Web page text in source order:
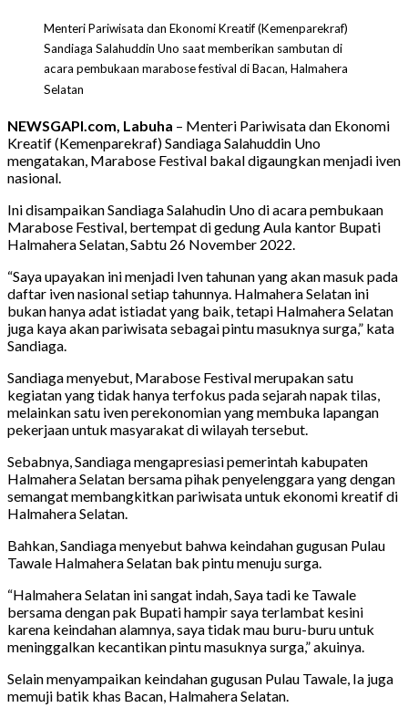
Menteri Pariwisata dan Ekonomi Kreatif (Kemenparekraf)
Sandiaga Salahuddin Uno saat memberikan sambutan di
acara pembukaan marabose festival di Bacan, Halmahera
Selatan
NEWSGAPI.com, Labuha – Menteri Pariwisata dan Ekonomi
Kreatif (Kemenparekraf) Sandiaga Salahuddin Uno
mengatakan, Marabose Festival bakal digaungkan menjadi iven
nasional.
Ini disampaikan Sandiaga Salahudin Uno di acara pembukaan
Marabose Festival, bertempat di gedung Aula kantor Bupati
Halmahera Selatan, Sabtu 26 November 2022.
“Saya upayakan ini menjadi Iven tahunan yang akan masuk pada
daftar iven nasional setiap tahunnya. Halmahera Selatan ini
bukan hanya adat istiadat yang baik, tetapi Halmahera Selatan
juga kaya akan pariwisata sebagai pintu masuknya surga,” kata
Sandiaga.
Sandiaga menyebut, Marabose Festival merupakan satu
kegiatan yang tidak hanya terfokus pada sejarah napak tilas,
melainkan satu iven perekonomian yang membuka lapangan
pekerjaan untuk masyarakat di wilayah tersebut.
Sebabnya, Sandiaga mengapresiasi pemerintah kabupaten
Halmahera Selatan bersama pihak penyelenggara yang dengan
semangat membangkitkan pariwisata untuk ekonomi kreatif di
Halmahera Selatan.
Bahkan, Sandiaga menyebut bahwa keindahan gugusan Pulau
Tawale Halmahera Selatan bak pintu menuju surga.
“Halmahera Selatan ini sangat indah, Saya tadi ke Tawale
bersama dengan pak Bupati hampir saya terlambat kesini
karena keindahan alamnya, saya tidak mau buru-buru untuk
meninggalkan kecantikan pintu masuknya surga,” akuinya.
Selain menyampaikan keindahan gugusan Pulau Tawale, Ia juga
memuji batik khas Bacan, Halmahera Selatan.